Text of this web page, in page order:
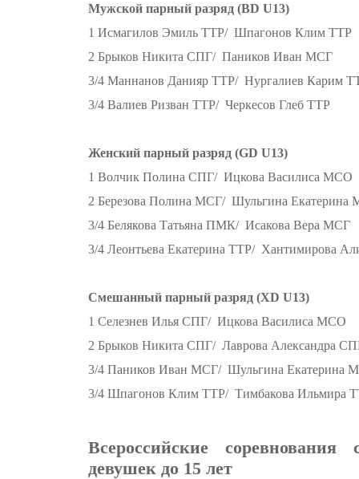
Мужской парный разряд (BD U13)
1 Исмагилов Эмиль ТТР/ Шпагонов Клим ТТР
2 Брыков Никита СПГ/ Паников Иван МСГ
3/4 Маннанов Данияр ТТР/ Нургалиев Карим
3/4 Валиев Ризван ТТР/ Черкесов Глеб ТТР
Женский парный разряд (GD U13)
1 Волчик Полина СПГ/ Ицкова Василиса МСО
2 Березова Полина МСГ/ Шульгина Екатерина
3/4 Белякова Татьяна ПМК/ Исакова Вера МСГ
3/4 Леонтьева Екатерина ТТР/ Хантимирова
Смешанный парный разряд (XD U13)
1 Селезнев Илья СПГ/ Ицкова Василиса МСО
2 Брыков Никита СПГ/ Лаврова Александра
3/4 Паников Иван МСГ/ Шульгина Екатерина
3/4 Шпагонов Клим ТТР/ Тимбакова Ильмира
Всероссийские
девушек до 15 лет